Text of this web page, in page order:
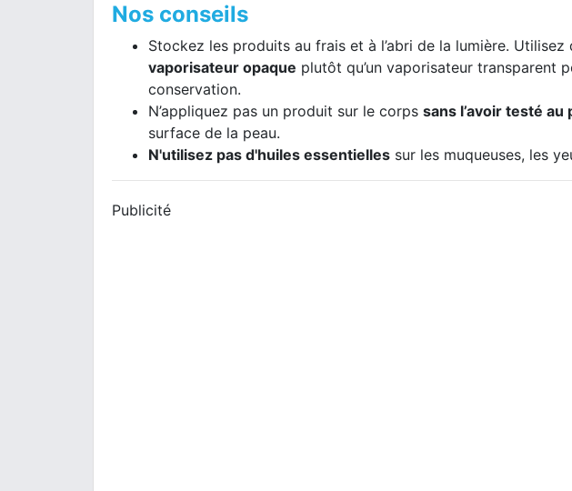
Nos conseils
Stockez les produits au frais et à l’abri de la lumière. Utilisez
vaporisateur opaque plutôt qu’un vaporisateur transparent
conservation.
N’appliquez pas un produit sur le corps sans l’avoir testé au
surface de la peau.
N'utilisez pas d'huiles essentielles sur les muqueuses, les
Publicité